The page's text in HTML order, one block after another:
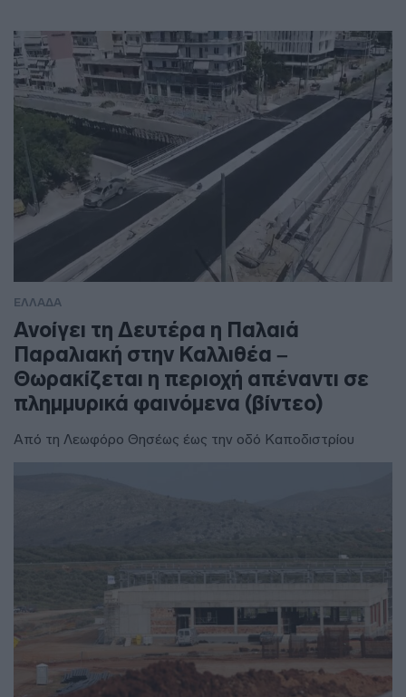
ΕΛΛΑΔΑ
Ανοίγει τη Δευτέρα η Παλαιά
Παραλιακή στην Καλλιθέα –
Θωρακίζεται η περιοχή απέναντι σε
πλημμυρικά φαινόμενα (βίντεο)
Από τη Λεωφόρο Θησέως έως την οδό Καποδιστρίου